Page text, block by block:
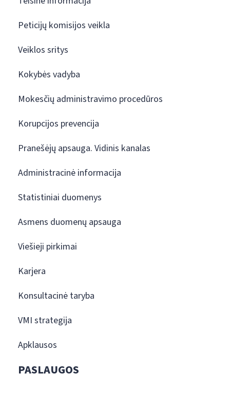
Peticijų komisijos veikla
Veiklos sritys
Kokybės vadyba
Mokesčių administravimo procedūros
Korupcijos prevencija
Pranešėjų apsauga. Vidinis kanalas
Administracinė informacija
Statistiniai duomenys
Asmens duomenų apsauga
Viešieji pirkimai
Karjera
Konsultacinė taryba
VMI strategija
Apklausos
PASLAUGOS